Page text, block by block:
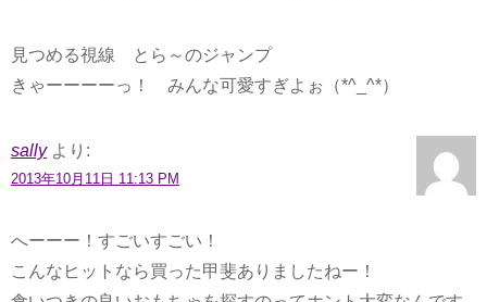
見つめる視線 とら～のジャンプ
きゃーーーーっ！ みんな可愛すぎよぉ（*^_^*）
sally より:
2013年10月11日 11:13 PM
へーーー！すごいすごい！
こんなヒットなら買った甲斐ありましたねー！